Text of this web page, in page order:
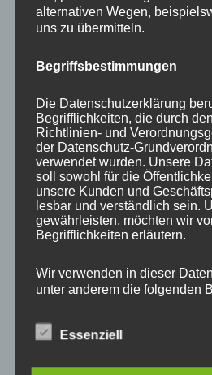
Your email:
KATEGORIEN
Aktuelle Fakten und
Allgemein
alternativen Wegen,
uns zu übermitteln.
Begriffsbestimmungen
Die Datenschutzerklärung
Begrifflichkeiten, die durch
Richtlinien- und
der Datenschutz-
verwendet wurden. Unsere
soll sowohl für die
unsere Kunden und
lesbar und verständlich sein.
gewährleisten, möchten wir
Begrifflichkeiten erläutern.
Wir verwenden in dieser
unter anderem die folgenden
a) personenbezogene
Essenziell